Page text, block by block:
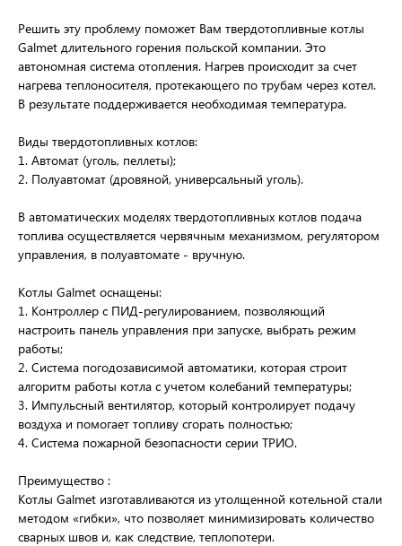
Решить эту проблему поможет Вам твердотопливные котлы
Galmet длительного горения польской компании. Это
автономная система отопления. Нагрев происходит за счет
нагрева теплоносителя, протекающего по трубам через котел.
В результате поддерживается необходимая температура.
Виды твердотопливных котлов:
1. Автомат (уголь, пеллеты);
2. Полуавтомат (дровяной, универсальный уголь).
В автоматических моделях твердотопливных котлов подача
топлива осуществляется червячным механизмом, регулятором
управления, в полуавтомате - вручную.
Котлы Galmet оснащены:
1. Контроллер с ПИД-регулированием, позволяющий
настроить панель управления при запуске, выбрать режим
работы;
2. Система погодозависимой автоматики, которая строит
алгоритм работы котла с учетом колебаний температуры;
3. Импульсный вентилятор, который контролирует подачу
воздуха и помогает топливу сгорать полностью;
4. Система пожарной безопасности серии ТРИО.
Преимущество :
Котлы Galmet изготавливаются из утолщенной котельной стали
методом «гибки», что позволяет минимизировать количество
сварных швов и, как следствие, теплопотери.